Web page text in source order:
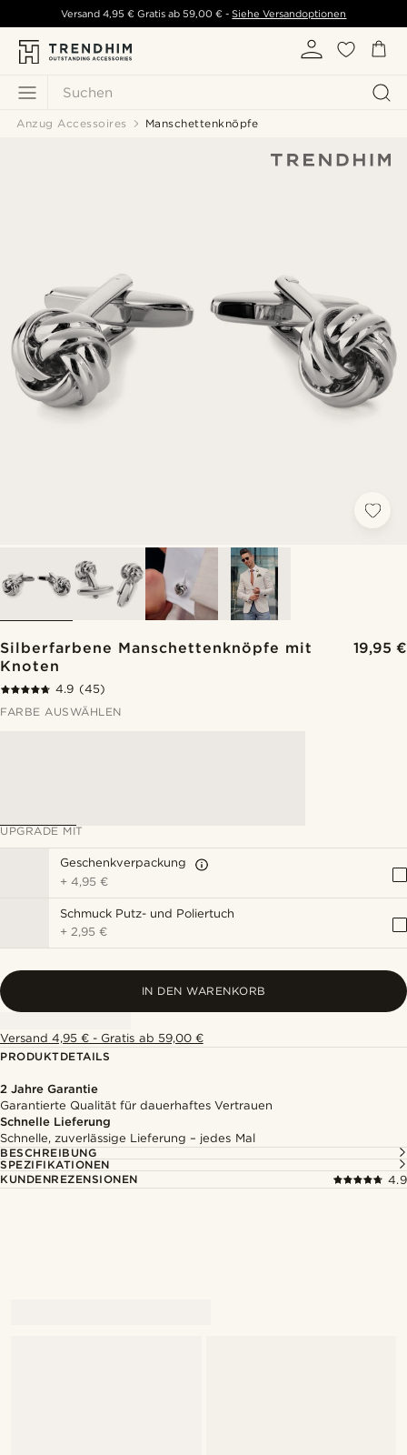
Suchen
Versand 4,95 € Gratis ab59,00 € - Siehe Versandoptionen
Anzug Accessoires Manschettenknöpfe
Silberfarbene Manschettenknöpfe mit
Knoten
19,95 €
4.9 (45)
FARBE AUSWÄHLEN
UPGRADE MIT
Geschenkverpackung
+4,95 €
Schmuck Putz- und Poliertuch
+ 2,95 €
IN DEN WARENKORB
Versand 4,95 € - Gratis ab 59,00 €
PRODUKTDETAILS
2 Jahre Garantie
Garantierte Qualität für dauerhaftes Vertrauen
Schnelle Lieferung
Schnelle, zuverlässige Lieferung – jedes Mal
BESCHREIBUNG
SPEZIFIKATIONEN
KUNDENREZENSIONEN
4.9